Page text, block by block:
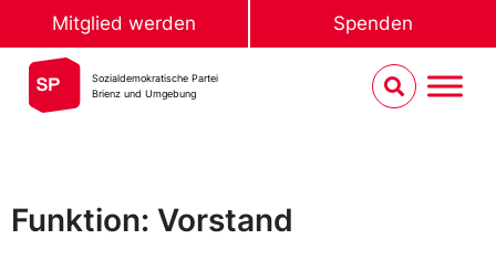
Mitglied werden Spenden
Sozialdemokratische Partei
Brienz und Umgebung
Funktion: Vorstand